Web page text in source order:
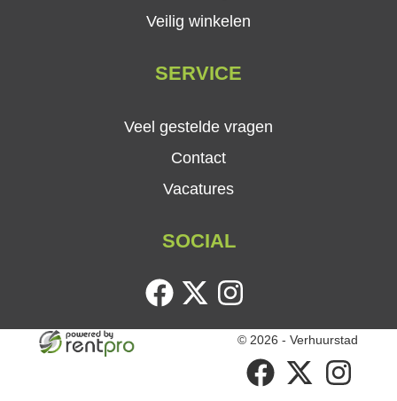
Veilig winkelen
SERVICE
Veel gestelde vragen
Contact
Vacatures
SOCIAL
facebooktwitter
© 2026 - Verhuurstad
facebooktwitter instagram